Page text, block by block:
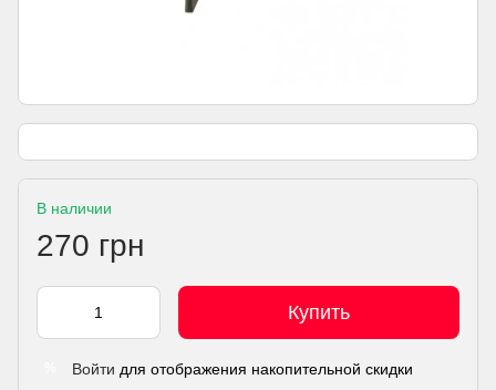
В наличии
270 грн
Купить
Войти для отображения накопительной скидки